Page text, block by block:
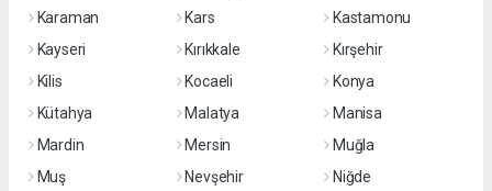
Karaman
Kars
Kastamonu
Kayseri
Kırıkkale
Kırşehir
Kilis
Kocaeli
Konya
Kütahya
Malatya
Manisa
Mardin
Mersin
Muğla
Muş
Nevşehir
Niğde